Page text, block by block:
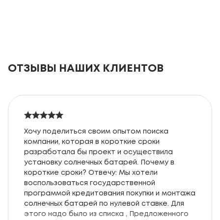
ОТЗЫВЫ НАШИХ КЛИЕНТОВ
Хочу поделиться своим опытом поиска
компании, которая в короткие сроки
разработала бы проект и осуществила
установку солнечных батарей. Почему в
короткие сроки? Отвечу: Мы хотели
воспользоваться государственной
программой кредитования покупки и монтажа
солнечных батарей по нулевой ставке. Для
этого надо было из списка , Предложенного